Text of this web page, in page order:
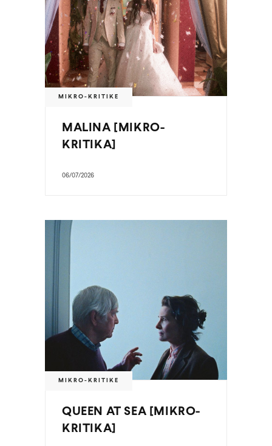
MIKRO-KRITIKE
MALINA [MIKRO-
KRITIKA]
06/07/2026
MIKRO-KRITIKE
QUEEN AT SEA [MIKRO-
KRITIKA]